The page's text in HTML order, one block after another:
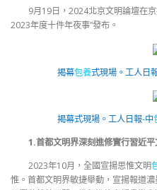
9月19日，2024北京文明論壇在
2023年度十件年夜事”發布。
揭幕包養式現場。工人日
揭幕式現場。工人日報-中
1.首都文明界深刻進修實行習近平
2023年10月，全國宣揚思惟文明
惟。首都文明界敏捷舉動，宣揚報道